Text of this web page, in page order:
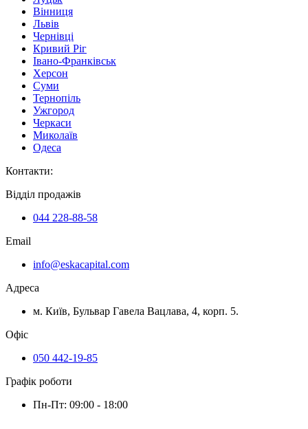
Вінниця
Львів
Чернівці
Кривий Ріг
Івано-Франківськ
Херсон
Суми
Тернопіль
Ужгород
Черкаси
Миколаїв
Одеса
Контакти:
Відділ продажів
044 228-88-58
Email
info@eskacapital.com
Адреса
м. Київ, Бульвар Гавела Вацлава, 4, корп. 5.
Офіс
050 442-19-85
Графік роботи
Пн-Пт: 09:00 - 18:00